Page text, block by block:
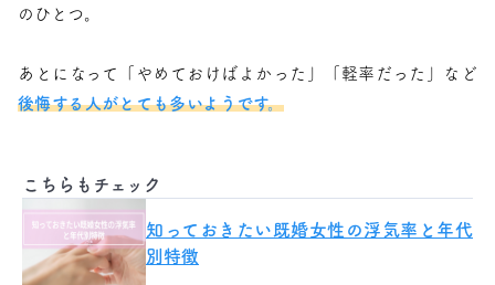
のひとつ。
あとになって「やめておけばよかった」「軽率だった」など
後悔する人がとても多いようです。
こちらもチェック
知っておきたい既婚女性の浮気率と年代
別特徴